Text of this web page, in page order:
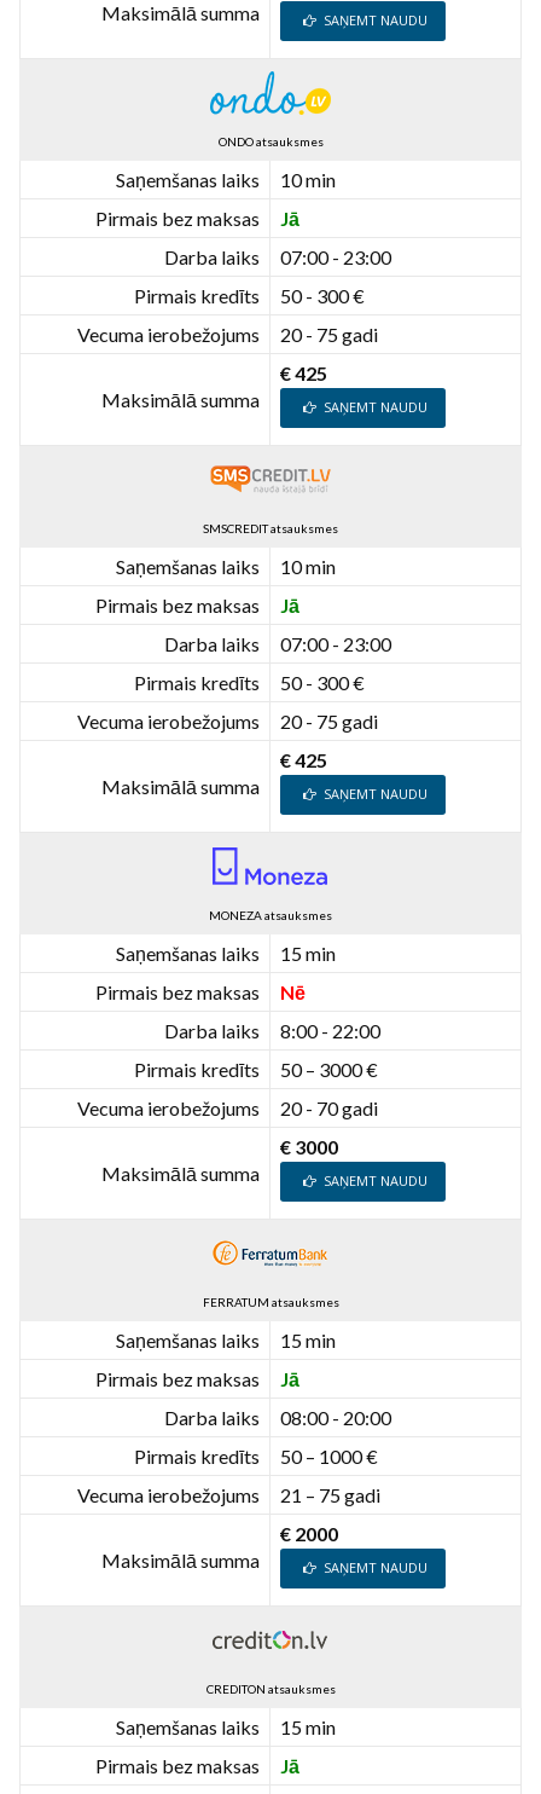
Maksimālā summa SAŅEMT NAUDU
ONDO atsauksmes
Saņemšanas laiks
10 min
Pirmais bez maksas
Jā
Darba laiks
07:00 - 23:00
Pirmais kredīts
50 - 300 €
Vecuma ierobežojums
20 - 75 gadi
Maksimālā summa
€ 425
SAŅEMT NAUDU
SMSCREDIT atsauksmes
Saņemšanas laiks
10 min
Pirmais bez maksas
Jā
Darba laiks
07:00 - 23:00
Pirmais kredīts
50 - 300 €
Vecuma ierobežojums
20 - 75 gadi
Maksimālā summa
€ 425
SAŅEMT NAUDU
MONEZA atsauksmes
Saņemšanas laiks
15 min
Pirmais bez maksas
Nē
Darba laiks
8:00 - 22:00
Pirmais kredīts
50 – 3000 €
Vecuma ierobežojums
20 - 70 gadi
Maksimālā summa
€ 3000
SAŅEMT NAUDU
FERRATUM atsauksmes
Saņemšanas laiks
15 min
Pirmais bez maksas
Jā
Darba laiks
08:00 - 20:00
Pirmais kredīts
50 – 1000 €
Vecuma ierobežojums
21 – 75 gadi
Maksimālā summa
€ 2000
SAŅEMT NAUDU
CREDITON atsauksmes
Saņemšanas laiks
15 min
Pirmais bez maksas
Jā